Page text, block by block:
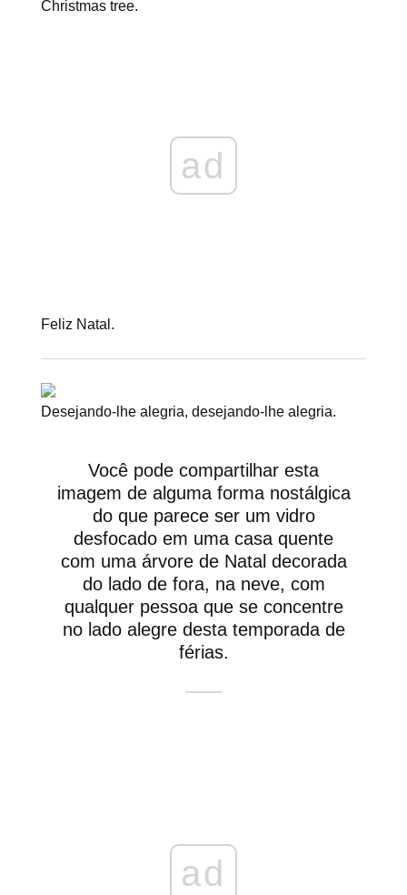
ad
Feliz Natal.
Desejando-lhe alegria, desejando-lhe alegria.
Você pode compartilhar esta
imagem de alguma forma nostálgica
do que parece ser um vidro
desfocado em uma casa quente
com uma árvore de Natal decorada
do lado de fora, na neve, com
qualquer pessoa que se concentre
no lado alegre desta temporada de
férias.
ad